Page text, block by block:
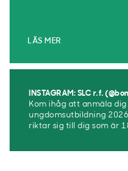
LÄS MER
INSTAGRAM: SLC r.f.
Kom ihåg att anmäla dig
ungdomsutbildning
riktar sig till dig som är